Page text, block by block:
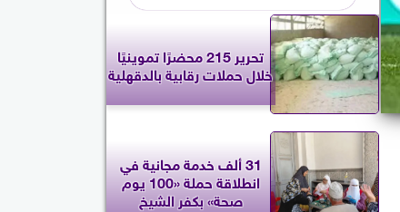
تحرير 215 محضرًا تموينيًا
خلال حملات رقابية بالدقهلية
31 ألف خدمة مجانية في
انطلاقة حملة «100 يوم
صحة» بكفر الشيخ